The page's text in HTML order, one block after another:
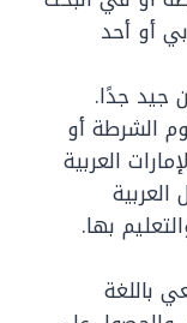
أو أحد
جيد جدًا.
الشرطة أو
العربية
بها.
باللغة